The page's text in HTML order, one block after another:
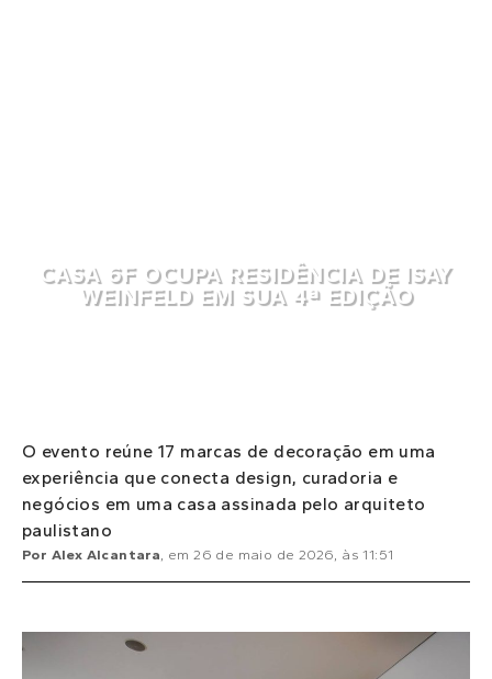
CASA 6F OCUPA RESIDÊNCIA DE ISAY
WEINFELD EM SUA 4ª EDIÇÃO
O evento reúne 17 marcas de decoração em uma
experiência que conecta design, curadoria e
negócios em uma casa assinada pelo arquiteto
paulistano
Por Alex Alcantara, em 26 de maio de 2026, às 11:51